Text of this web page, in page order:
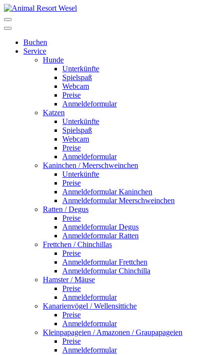
Buchen
Service
Hunde
Unterkünfte
Spielspaß
Webcam
Preise
Anmeldeformular
Katzen
Unterkünfte
Spielspaß
Webcam
Preise
Anmeldeformular
Kaninchen / Meerschweinchen
Unterkünfte
Preise
Anmeldeformular Kaninchen
Anmeldeformular Meerschweinchen
Ratten / Degus
Preise
Anmeldeformular Degus
Anmeldeformular Ratten
Frettchen / Chinchillas
Preise
Anmeldeformular Frettchen
Anmeldeformular Chinchilla
Hamster / Mäuse
Preise
Anmeldeformular
Kanarienvögel / Wellensittiche
Preise
Anmeldeformular
Kleinpapageien / Amazonen / Graupapageien
Preise
Anmeldeformular